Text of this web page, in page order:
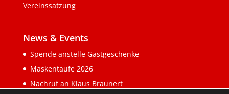
Vereinssatzung
News & Events
Spende anstelle Gastgeschenke
Maskentaufe 2026
Nachruf an Klaus Braunert